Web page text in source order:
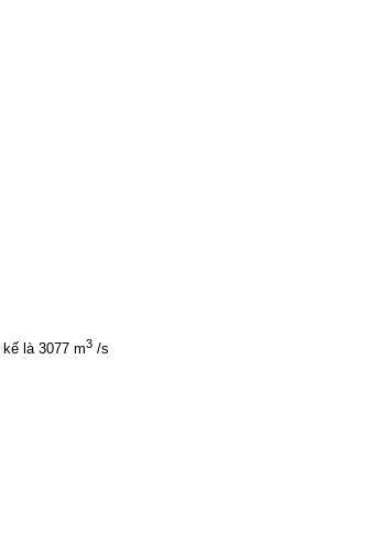
kế là 3077 m3 /s